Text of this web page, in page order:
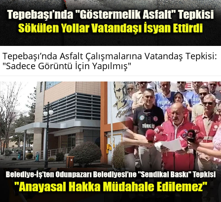
Tepebaşı’nda Asfalt Çalışmalarına Vatandaş Tepkisi:
"Sadece Görüntü İçin Yapılmış"